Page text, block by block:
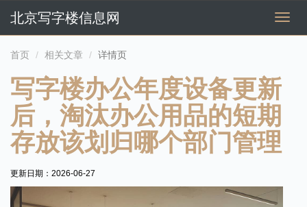
切
北京写字楼信息网
首页 相关文章 详情页
写字楼办公年度设备更新
后，淘汰办公用品的短期
存放该划归哪个部门管理
更新日期： 2026-06-27